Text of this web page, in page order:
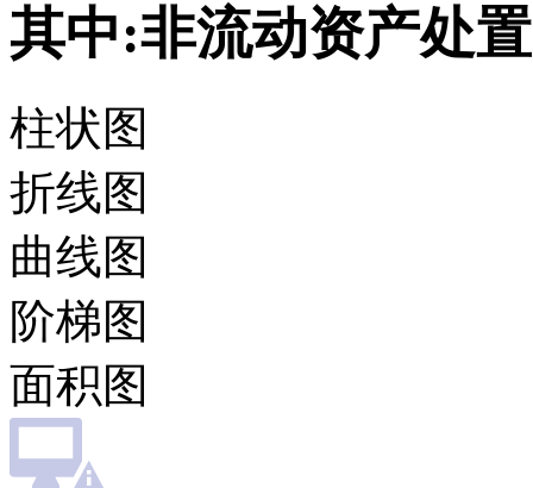
其中:非流动资产处
柱状图
折线图
曲线图
阶梯图
面积图